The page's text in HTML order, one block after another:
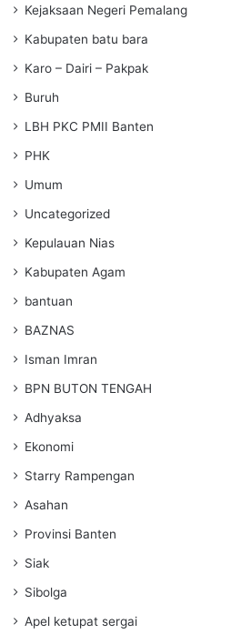
Kejaksaan Negeri Pemalang
Kabupaten batu bara
Karo – Dairi – Pakpak
Buruh
LBH PKC PMII Banten
PHK
Umum
Uncategorized
Kepulauan Nias
Kabupaten Agam
bantuan
BAZNAS
Isman Imran
BPN BUTON TENGAH
Adhyaksa
Ekonomi
Starry Rampengan
Asahan
Provinsi Banten
Siak
Sibolga
Apel ketupat sergai